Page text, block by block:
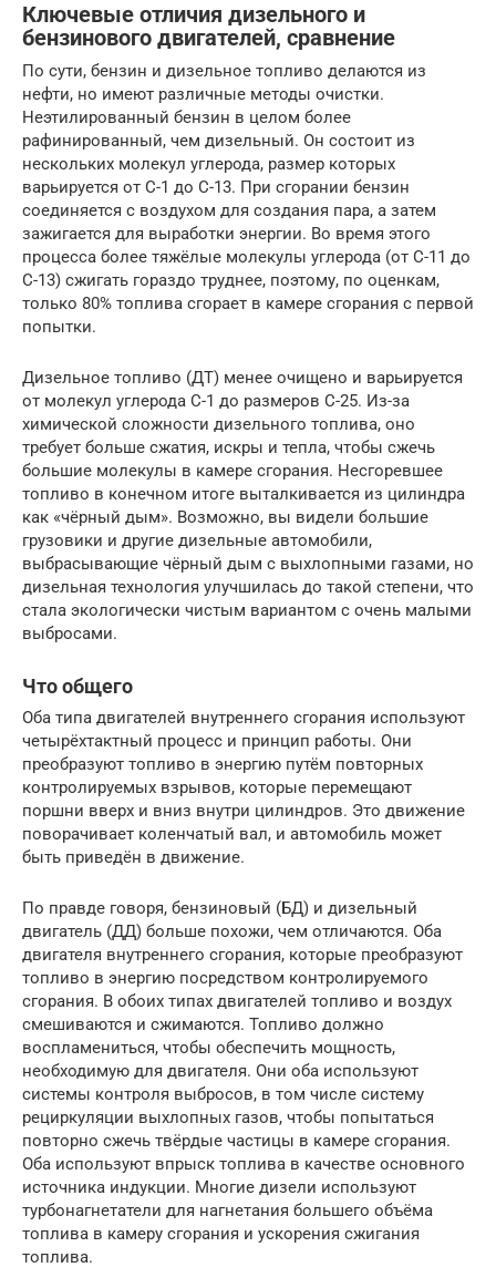
Ключевые отличия дизельного и
бензинового двигателей, сравнение
По сути, бензин и дизельное топливо делаются из
нефти, но имеют различные методы очистки.
Неэтилированный бензин в целом более
рафинированный, чем дизельный. Он состоит из
нескольких молекул углерода, размер которых
варьируется от C-1 до C-13. При сгорании бензин
соединяется с воздухом для создания пара, а затем
зажигается для выработки энергии. Во время этого
процесса более тяжёлые молекулы углерода (от C-11 до
C-13) сжигать гораздо труднее, поэтому, по оценкам,
только 80% топлива сгорает в камере сгорания с первой
попытки.
Дизельное топливо (ДТ) менее очищено и варьируется
от молекул углерода C-1 до размеров C-25. Из-за
химической сложности дизельного топлива, оно
требует больше сжатия, искры и тепла, чтобы сжечь
большие молекулы в камере сгорания. Несгоревшее
топливо в конечном итоге выталкивается из цилиндра
как «чёрный дым». Возможно, вы видели большие
грузовики и другие дизельные автомобили,
выбрасывающие чёрный дым с выхлопными газами, но
дизельная технология улучшилась до такой степени, что
стала экологически чистым вариантом с очень малыми
выбросами.
Что общего
Оба типа двигателей внутреннего сгорания используют
четырёхтактный процесс и принцип работы. Они
преобразуют топливо в энергию путём повторных
контролируемых взрывов, которые перемещают
поршни вверх и вниз внутри цилиндров. Это движение
поворачивает коленчатый вал, и автомобиль может
быть приведён в движение.
По правде говоря, бензиновый (БД) и дизельный
двигатель (ДД) больше похожи, чем отличаются. Оба
двигателя внутреннего сгорания, которые преобразуют
топливо в энергию посредством контролируемого
сгорания. В обоих типах двигателей топливо и воздух
смешиваются и сжимаются. Топливо должно
воспламениться, чтобы обеспечить мощность,
необходимую для двигателя. Они оба используют
системы контроля выбросов, в том числе систему
рециркуляции выхлопных газов, чтобы попытаться
повторно сжечь твёрдые частицы в камере сгорания.
Оба используют впрыск топлива в качестве основного
источника индукции. Многие дизели используют
турбонагнетатели для нагнетания большего объёма
топлива в камеру сгорания и ускорения сжигания
топлива.